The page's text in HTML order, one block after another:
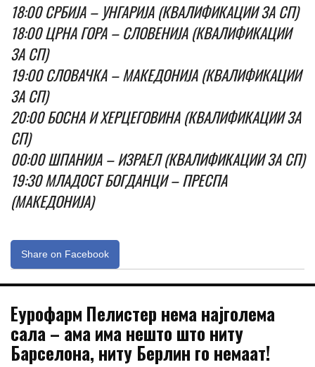
18:00 СРБИЈА – УНГАРИЈА (КВАЛИФИКАЦИИ ЗА СП)
18:00 ЦРНА ГОРА – СЛОВЕНИЈА (КВАЛИФИКАЦИИ
ЗА СП)
19:00 СЛОВАЧКА – МАКЕДОНИЈА (КВАЛИФИКАЦИИ
ЗА СП)
20:00 БОСНА И ХЕРЦЕГОВИНА (КВАЛИФИКАЦИИ ЗА
СП)
00:00 ШПАНИЈА – ИЗРАЕЛ (КВАЛИФИКАЦИИ ЗА СП)
19:30 МЛАДОСТ БОГДАНЦИ – ПРЕСПА
(МАКЕДОНИЈА)
Share on Facebook
Еурофарм Пелистер нема најголема
сала – ама има нешто што ниту
Барселона, ниту Берлин го немаат!